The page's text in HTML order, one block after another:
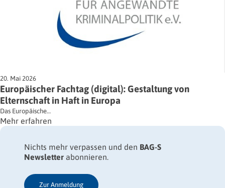
20. Mai 2026
Europäischer Fachtag (digital): Gestaltung von
Elternschaft in Haft in Europa
Das Europäische…
Mehr erfahren
Nichts mehr verpassen und den BAG-S
Newsletter abonnieren.
Zur Anmeldung